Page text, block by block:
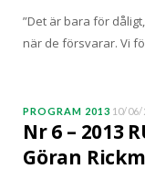
”Det är bara för
när de försvarar. Vi
PROGRAM 2013 10/06/
Nr 6 – 2013
Göran